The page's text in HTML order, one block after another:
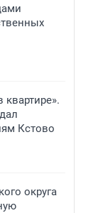
Кстово
округа